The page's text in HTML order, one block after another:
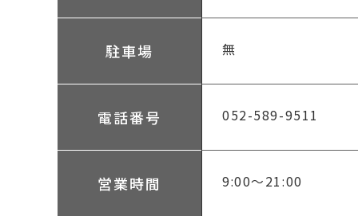
駐車場 無
電話番号 052-589-9511
営業時間 9:00～21:00